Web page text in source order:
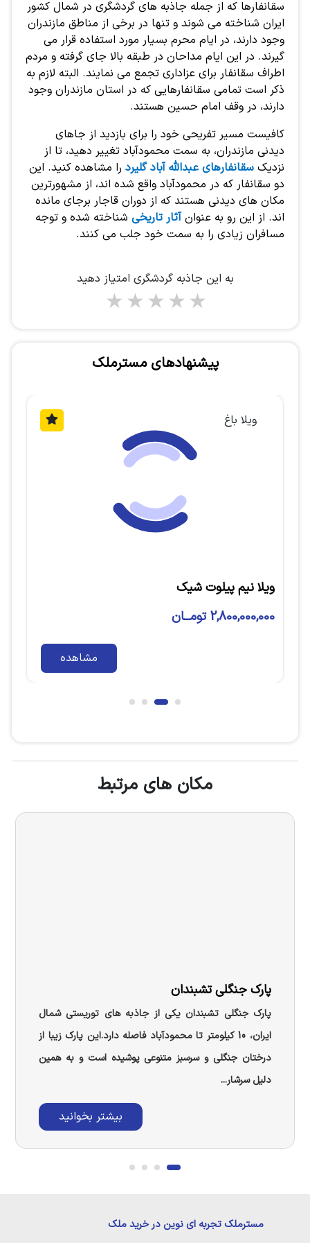
سقانفارها که از جمله جاذبه های گردشگری در شمال کشور
ایران شناخته می شوند و تنها در برخی از مناطق مازندران
وجود دارند، در ایام محرم بسیار مورد استفاده قرار می
گیرند. در این ایام مداحان در طبقه بالا جای گرفته و مردم
اطراف سقانفار برای عزاداری تجمع می نمایند. البته لازم به
ذکر است تمامی سقانفارهایی که در استان مازندران وجود
دارند، در وقف امام حسین هستند.
کافیست مسیر تفریحی خود را برای بازدید از جاهای
دیدنی مازندران، به سمت محمودآباد تغییر دهید، تا از
نزدیک سقانفارهای عبدالله آباد گلیرد را مشاهده کنید. این
دو سقانفار که در محمودآباد واقع شده اند، از مشهورترین
مکان های دیدنی هستند که از دوران قاجار برجای مانده
اند. از این رو به عنوانآثار تاریخی شناخته شده و توجه
مسافران زیادی را به سمت خود جلب می کنند.
به این جاذبه گردشگری امتیاز دهید
5 stars
4 stars
3 stars
2 stars
پیشنهادهای مسترملک
ویلا دوبلکس مدرن
8,500,000,000 تومــان
مکان های مرتبط
پارک جنگلی تشبندان
پارک جنگلی تشبندان یکی از جاذبه های توریستی شمال
ایران، 10 کیلومتر تا محمودآباد فاصله دارد.این پارک زیبا از
درختان جنگلی و سرسبز متنوعی پوشیده است و به همین
دلیل سرشار...
بیشتر بخوانید
مسترملک تجربه ای نوین در خرید ملک